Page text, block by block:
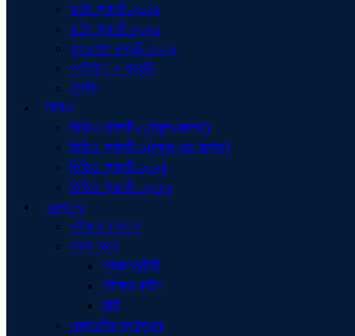
ফটো গ্যালারী-২০২৫
ফটো গ্যালারী-২০২৬
বৃক্ষরোপণ কর্মসূচি-২০২৬
প্রতিষ্ঠান ও প্রকৃতি
ট্রেনিং
ভিডিও
ভিডিও গ্যালারী-১(স্কুল-কলেজ)
ভিডিও গ্যালারী-২(স্কুল এন্ড কলেজ)
ভিডিও গ্যালারী-২০২৫
ভিডিও গ্যালারী- ২০২৬
অন্যান্য
পরীক্ষার ফলাফল
সকল তথ্য
প্রজ্ঞাপন/চিঠি
পরীক্ষার রুটিন
ভর্তি
একাডেমিক ক্যালেন্ডার